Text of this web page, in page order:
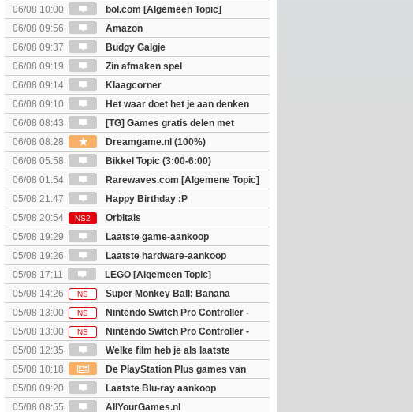
06/08 10:00
bol.com [Algemeen Topic]
06/08 09:56
Amazon
06/08 09:37
Budgy Galgje
06/08 09:19
Zin afmaken spel
06/08 09:14
Klaagcorner
06/08 09:10
Het waar doet het je aan denken
spel! (3 posts wachten!)
06/08 08:43
[TG] Games gratis delen met
elkaar.
06/08 08:28
Dreamgame.nl (100%)
06/08 05:58
Bikkel Topic (3:00-6:00)
06/08 01:54
Rarewaves.com [Algemene Topic]
05/08 21:47
Happy Birthday :P
05/08 20:54
NS2
Orbitals
05/08 19:29
Laatste game-aankoop
05/08 19:26
Laatste hardware-aankoop
05/08 17:11
LEGO [Algemeen Topic]
05/08 14:26
NS
Super Monkey Ball: Banana
Rumble
05/08 13:00 NS
Nintendo Switch Pro Controller -
Splatoon 3 Edition
05/08 13:00 NS
Nintendo Switch Pro Controller -
Monster Hunter Rise Sunbreak Edition
05/08 12:35
Welke film heb je als laatste
gezien?
05/08 10:18
De PlayStation Plus games van
augustus zijn bekend
05/08 09:20
Laatste Blu-ray aankoop
05/08 08:55
AllYourGames.nl